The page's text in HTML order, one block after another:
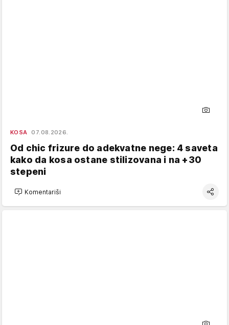
KOSA 07.08.2026.
Od chic frizure do adekvatne nege: 4 saveta
kako da kosa ostane stilizovana i na +30
stepeni
Komentariši